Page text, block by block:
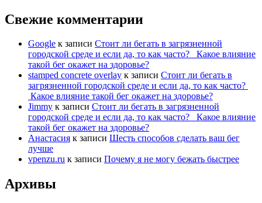
Свежие комментарии
Google к записи Стоит ли бегать в загрязненной
городской среде и если да, то как часто? Какое влияние
такой бег окажет на здоровье?
stamped concrete overlay к записи Стоит ли бегать в
загрязненной городской среде и если да, то как часто?
Какое влияние такой бег окажет на здоровье?
Jimmy к записи Стоит ли бегать в загрязненной
городской среде и если да, то как часто? Какое влияние
такой бег окажет на здоровье?
Анастасия к записи Шесть способов сделать ваш бег
лучше
vpenzu.ru к записи Почему я не могу бежать быстрее
Архивы